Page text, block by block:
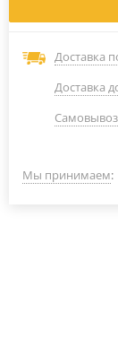
Доставка
Доставка
Самовывоз
Мы принимаем: